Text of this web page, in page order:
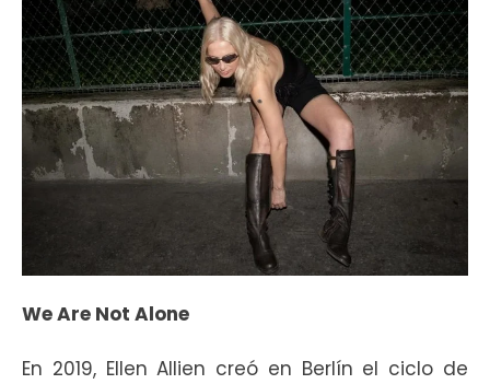
We Are Not Alone
En 2019, Ellen Allien creó en Berlín el ciclo de